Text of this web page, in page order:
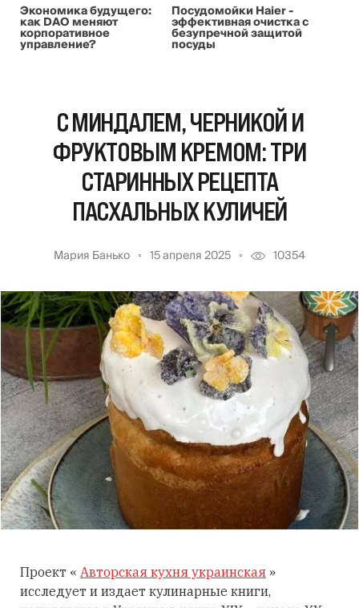
Экономика будущего:
как DAO меняют
корпоративное
управление?
Посудомойки Haier -
эффективная очистка с
безупречной защитой
посуды
С МИНДАЛЕМ, ЧЕРНИКОЙ И
ФРУКТОВЫМ КРЕМОМ: ТРИ
СТАРИННЫХ РЕЦЕПТА
ПАСХАЛЬНЫХ КУЛИЧЕЙ
Мария Банько 15 апреля 2025 10354
Проект « Авторская кухня украинская »
исследует и издает кулинарные книги,